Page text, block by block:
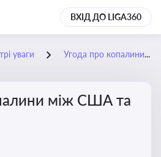
ВХІД ДО LIGA360
уваги Угода про копалини між США та Україною
між США та